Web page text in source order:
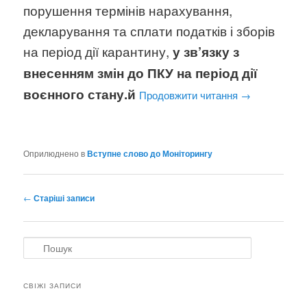
порушення термінів нарахування,
декларування та сплати податків і зборів
на період дії карантину,у зв’язку з
внесенням змін до ПКУ на період дії
воєнного стану.й Продовжити читання →
Оприлюднено вВступне слово до Моніторингу
Навігація
записах
← Старіші записи
о
у
СВІЖІ ЗАПИСИ